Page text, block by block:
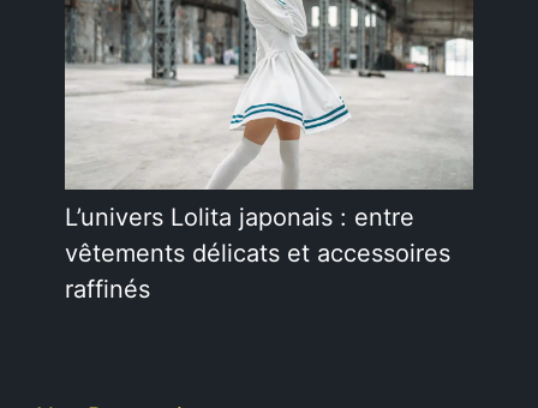
L’univers Lolita japonais : entre
vêtements délicats et accessoires
raffinés